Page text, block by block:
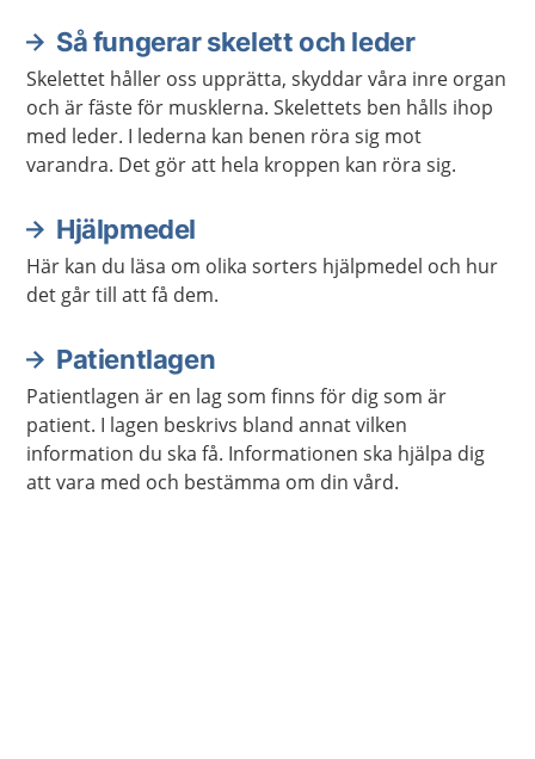
Så fungerar skelett och leder
Skelettet håller oss upprätta, skyddar våra inre organ
och är fäste för musklerna. Skelettets ben hålls ihop
med leder. I lederna kan benen röra sig mot
varandra. Det gör att hela kroppen kan röra sig.
Hjälpmedel
Här kan du läsa om olika sorters hjälpmedel och hur
det går till att få dem.
Patientlagen
Patientlagen är en lag som finns för dig som är
patient. I lagen beskrivs bland annat vilken
information du ska få. Informationen ska hjälpa dig
att vara med och bestämma om din vård.